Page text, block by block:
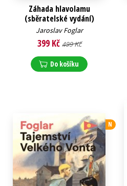
Záhada hlavolamu
(sběratelské vydání)
Jaroslav Foglar
399 Kč 499 Kč
Do košíku
N